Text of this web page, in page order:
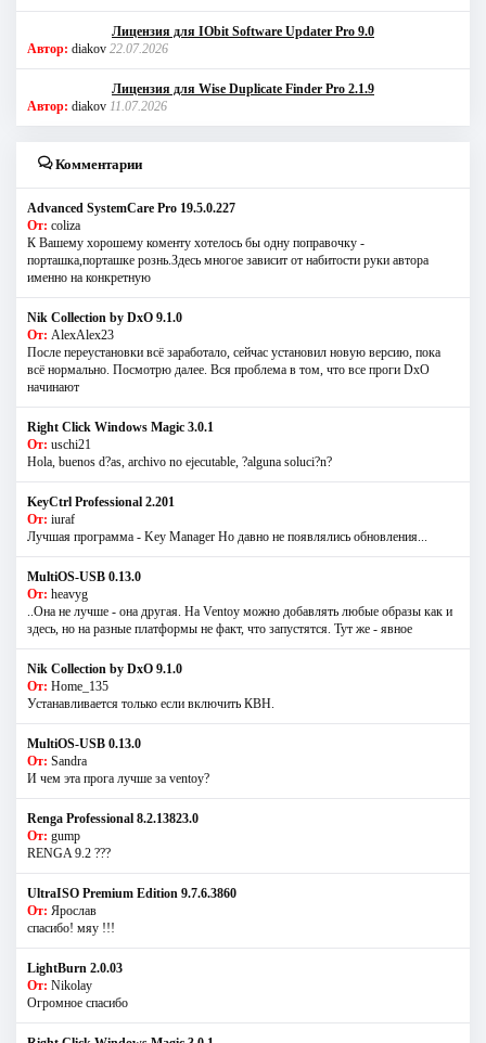
Лицензия для IObit Software Updater Pro 9.0
Автор: diakov 22.07.2026
Лицензия для Wise Duplicate Finder Pro 2.1.9
Автор: diakov 11.07.2026
Комментарии
Advanced SystemCare Pro 19.5.0.227
От: coliza
К Вашему хорошему коменту хотелось бы одну поправочку -
порташка,порташке рознь.Здесь многое зависит от набитости руки автора
именно на конкретную
Nik Collection by DxO 9.1.0
От: AlexAlex23
После переустановки всё заработало, сейчас установил новую версию, пока
всё нормально. Посмотрю далее. Вся проблема в том, что все проги DxO
начинают
Right Click Windows Magic 3.0.1
От: uschi21
Hola, buenos d?as, archivo no ejecutable, ?alguna soluci?n?
KeyCtrl Professional 2.201
От: iuraf
Лучшая программа - Key Manager Но давно не появлялись обновления...
MultiOS-USB 0.13.0
От: heavyg
..Она не лучше - она другая. На Ventoy можно добавлять любые образы как и
здесь, но на разные платформы не факт, что запустятся. Тут же - явное
Nik Collection by DxO 9.1.0
От: Home_135
Устанавливается только если включить КВН.
MultiOS-USB 0.13.0
От: Sandra
И чем эта прога лучше за ventoy?
Renga Professional 8.2.13823.0
От: gump
RENGA 9.2 ???
UltraISO Premium Edition 9.7.6.3860
От: Ярослав
спасибо! мяу !!!
LightBurn 2.0.03
От: Nikolay
Огромное спасибо